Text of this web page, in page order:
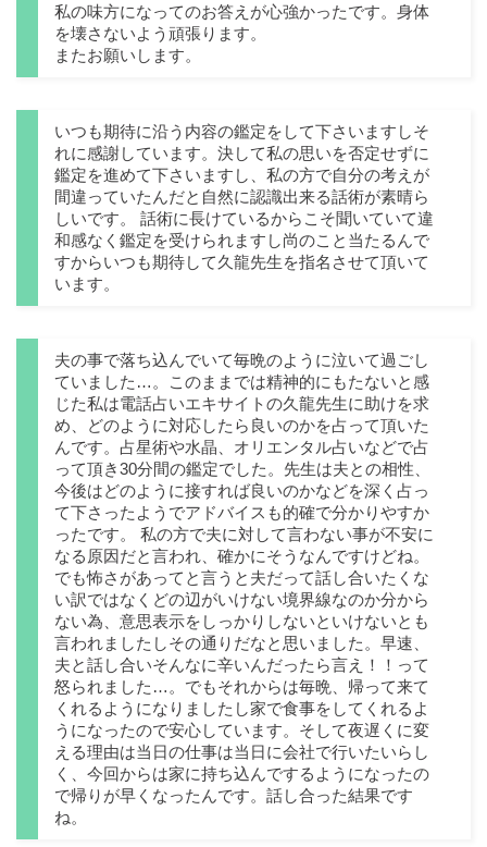
私の味方になってのお答えが心強かったです。身体
を壊さないよう頑張ります。
またお願いします。
いつも期待に沿う内容の鑑定をして下さいますしそ
れに感謝しています。決して私の思いを否定せずに
鑑定を進めて下さいますし、私の方で自分の考えが
間違っていたんだと自然に認識出来る話術が素晴ら
しいです。 話術に長けているからこそ聞いていて違
和感なく鑑定を受けられますし尚のこと当たるんで
すからいつも期待して久龍先生を指名させて頂いて
います。
夫の事で落ち込んでいて毎晩のように泣いて過ごし
ていました…。このままでは精神的にもたないと感
じた私は電話占いエキサイトの久龍先生に助けを求
め、どのように対応したら良いのかを占って頂いた
んです。占星術や水晶、オリエンタル占いなどで占
って頂き30分間の鑑定でした。先生は夫との相性、
今後はどのように接すれば良いのかなどを深く占っ
て下さったようでアドバイスも的確で分かりやすか
ったです。 私の方で夫に対して言わない事が不安に
なる原因だと言われ、確かにそうなんですけどね。
でも怖さがあってと言うと夫だって話し合いたくな
い訳ではなくどの辺がいけない境界線なのか分から
ない為、意思表示をしっかりしないといけないとも
言われましたしその通りだなと思いました。早速、
夫と話し合いそんなに辛いんだったら言え！！って
怒られました…。でもそれからは毎晩、帰って来て
くれるようになりましたし家で食事をしてくれるよ
うになったので安心しています。そして夜遅くに変
える理由は当日の仕事は当日に会社で行いたいらし
く、今回からは家に持ち込んでするようになったの
で帰りが早くなったんです。話し合った結果です
ね。